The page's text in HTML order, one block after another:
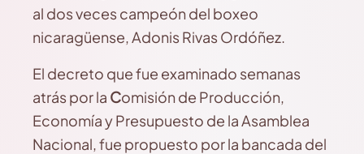
al dos veces campeón del boxeo
nicaragüense, Adonis Rivas Ordóñez.
El decreto que fue examinado semanas
atrás por la Comisión de Producción,
Economía y Presupuesto de la Asamblea
Nacional, fue propuesto por la bancada del